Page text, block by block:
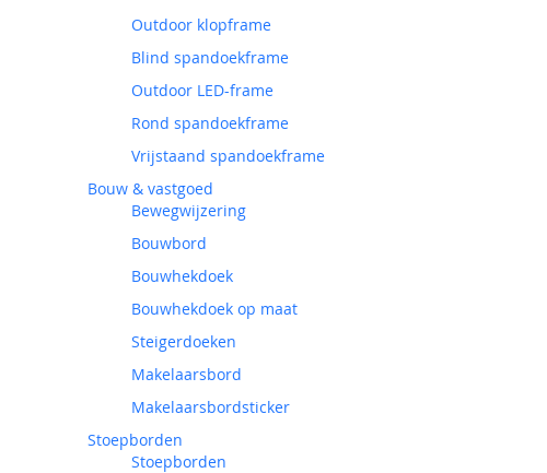
Outdoor klopframe
Blind spandoekframe
Outdoor LED-frame
Rond spandoekframe
Vrijstaand spandoekframe
Bouw & vastgoed
Bewegwijzering
Bouwbord
Bouwhekdoek
Bouwhekdoek op maat
Steigerdoeken
Makelaarsbord
Makelaarsbordsticker
Stoepborden
Stoepborden